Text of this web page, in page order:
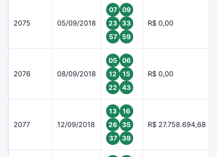
2075 05/09/2018
07
09
23
33
57
59
R$ 0,00
2076 08/09/2018
05
06
12
15
22
43
R$ 0,00
2077 12/09/2018
13
16
26
35
37
39
R$ 27.758.694,68